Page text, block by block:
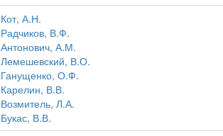
Кот, А.Н.
Радчиков, В.Ф.
Антонович, А.М.
Лемешевский, В.О.
Ганущенко, О.Ф.
Карелин, В.В.
Возмитель, Л.А.
Букас, В.В.